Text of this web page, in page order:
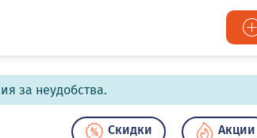
за неудобства.
Скидки Акции